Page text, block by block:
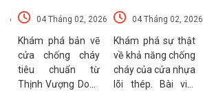
Chi Tiết Cấu
Tạo Và Tiêu
Chuẩn Kỹ Thuật
Mới Nhất
04 Tháng 02, 2026
Khám phá bản vẽ
cửa chống cháy
tiêu chuẩn từ
Thịnh Vượng Door.
Cháy: Cấu Tạo
Và Các Tiêu
Chuẩn An Toàn
PCCC Mới Nhất
04 Tháng 02, 2026
Khám phá sự thật
về khả năng chống
cháy của cửa nhựa
lõi thép. Bài viết